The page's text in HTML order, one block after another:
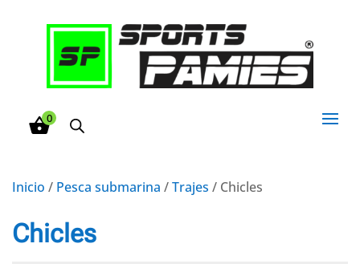
0
Inicio / Pesca submarina /Trajes / Chicles
Chicles